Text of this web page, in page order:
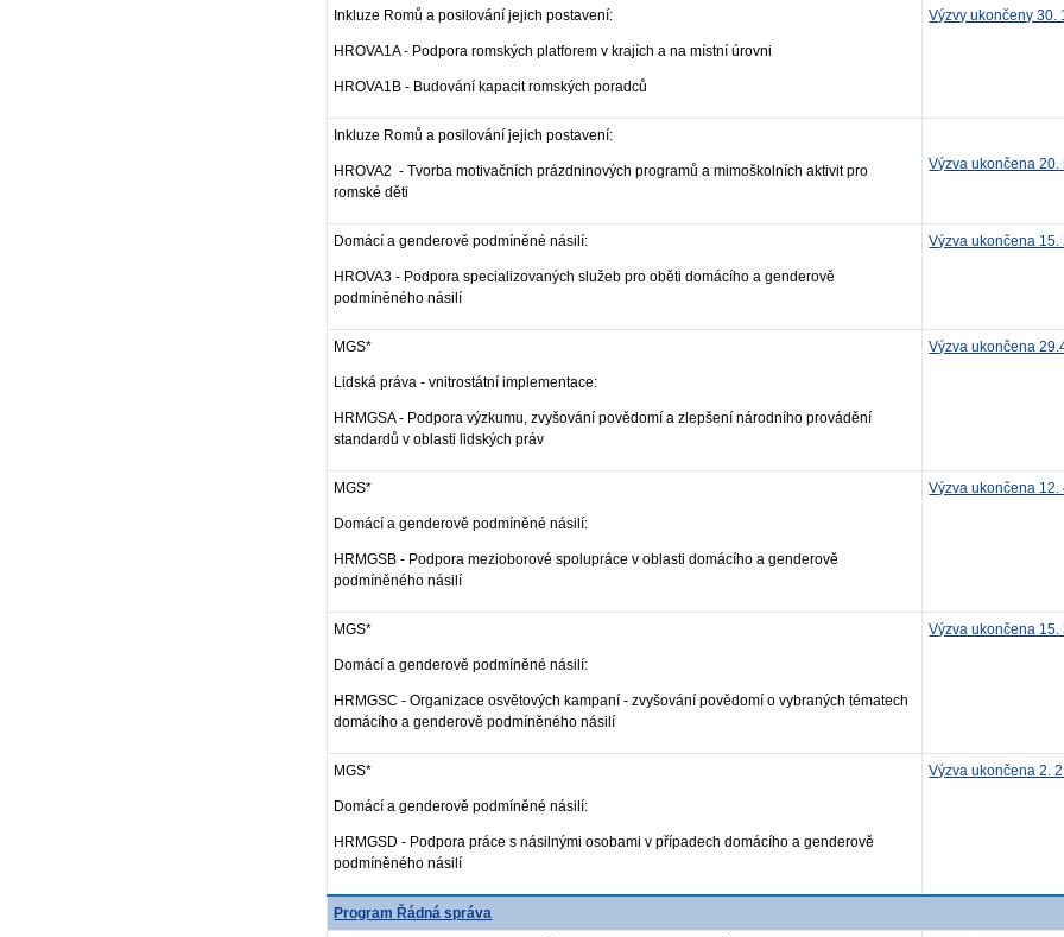
Inkluze Romů a posilování jejich postavení:
HROVA1A - Podpora romských platforem v krajích a na místní úrovni
HROVA1B - Budování kapacit romských poradců
Výzvy ukončeny 30.
Inkluze Romů a posilování jejich postavení:
HROVA2 - Tvorba motivačních prázdninových programů a mimoškolních aktivit pro
romské děti
Výzva ukončena 20.
Domácí a genderově podmíněné násilí:
HROVA3 - Podpora specializovaných služeb pro oběti domácího a genderově
podmíněného násilí
Výzva ukončena 15.
MGS*
Lidská práva - vnitrostátní implementace:
HRMGSA - Podpora výzkumu, zvyšování povědomí a zlepšení národního provádění
standardů v oblasti lidských práv
Výzva ukončena
MGS*
Domácí a genderově podmíněné násilí:
HRMGSB - Podpora mezioborové spolupráce v oblasti domácího a genderově
podmíněného násilí
Výzva ukončena 12.
MGS*
Domácí a genderově podmíněné násilí:
HRMGSC - Organizace osvětových kampaní - zvyšování povědomí o vybraných tématech
domácího a genderově podmíněného násilí
Výzva ukončena 15.
MGS*
Domácí a genderově podmíněné násilí:
HRMGSD - Podpora práce s násilnými osobami v případech domácího a genderově
podmíněného násilí
Výzva ukončena 2.
Program Řádná správa